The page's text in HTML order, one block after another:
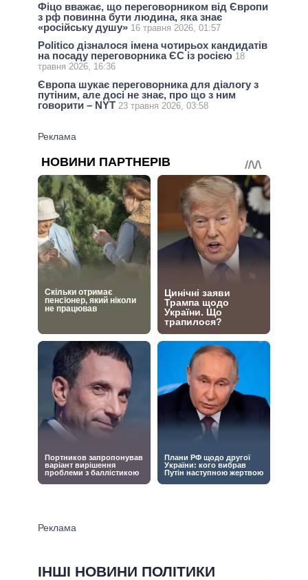
Фіцо вважає, що переговорником від Європи
з рф повинна бути людина, яка знає
«російську душу» 16 травня 2026, 01:57
Politico дізналося імена чотирьох кандидатів
на посаду переговорника ЄС із росією 18
травня 2026, 16:36
Європа шукає переговорника для діалогу з
путіним, але досі не знає, про що з ним
говорити – NYT 23 травня 2026, 03:58
ІНШІ НОВИНИ ПОЛІТИКИ